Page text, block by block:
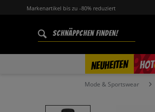
Markenartikel bis zu -80% reduziert
NEUHEITEN HOT
%
Mode & Sportswear